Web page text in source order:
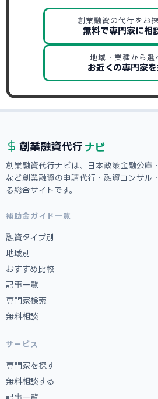
創業融資の代行をお
無料で専門家に相
地域・業種から選
お近くの専門家
創業融資代行 ナビ
創業融資代行ナビは、日本政策金融公庫
など創業融資の申請代行・融資コンサル
る総合サイトです。
補助金ガイド一覧
融資タイプ別
地域別
おすすめ比較
記事一覧
専門家検索
無料相談
サービス
専門家を探す
無料相談する
記事一覧